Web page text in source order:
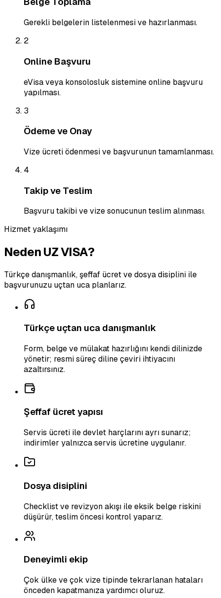
Gerekli belgelerin listelenmesi ve hazırlanması.
2
Online Başvuru
eVisa veya konsolosluk sistemine online başvuru
yapılması.
3
Ödeme ve Onay
Vize ücreti ödenmesi ve başvurunun tamamlanması.
4
Takip ve Teslim
Başvuru takibi ve vize sonucunun teslim alınması.
Hizmet yaklaşımı
Neden UZ VISA?
Türkçe danışmanlık, şeffaf ücret ve dosya disiplini ile
başvurunuzu uçtan uca planlarız.
Türkçe uçtan uca danışmanlık
Form, belge ve mülakat hazırlığını kendi dilinizde
yönetir; resmi süreç diline çeviri ihtiyacını
azaltırsınız.
Şeffaf ücret yapısı
Servis ücreti ile devlet harçlarını ayrı sunarız;
indirimler yalnızca servis ücretine uygulanır.
Dosya disiplini
Checklist ve revizyon akışı ile eksik belge riskini
düşürür, teslim öncesi kontrol yaparız.
Deneyimli ekip
Çok ülke ve çok vize tipinde tekrarlanan hataları
önceden kapatmanıza yardımcı oluruz.